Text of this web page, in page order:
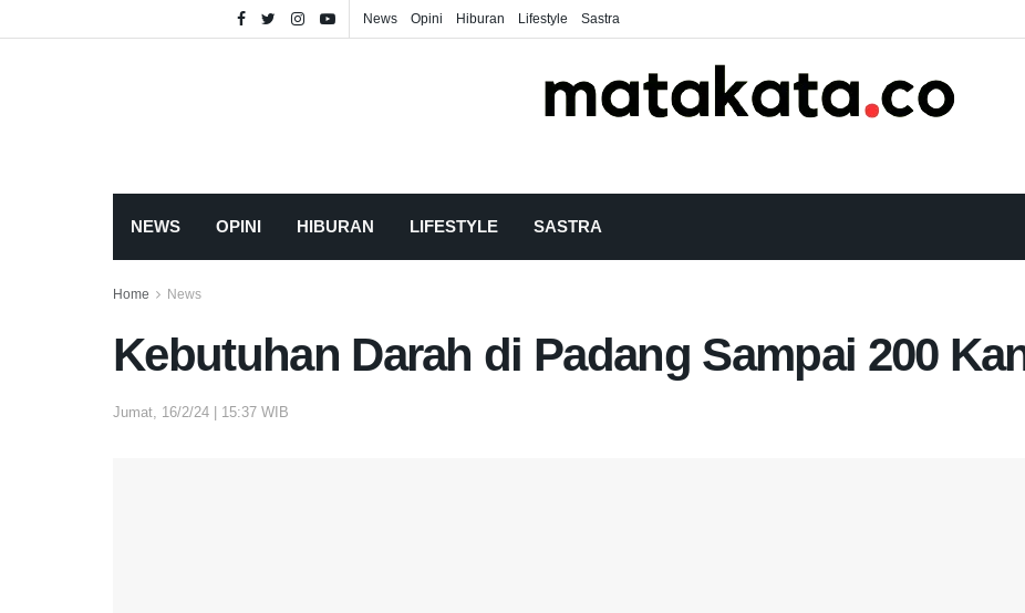
News Opini Hiburan Lifestyle Sastra
NEWS OPINI HIBURAN LIFESTYLE SASTRA
Home News
Kebutuhan Darah di Padang Sampai 200
Jumat, 16/2/24 | 15:37 WIB